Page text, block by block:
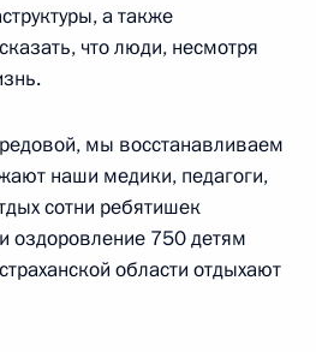
лиц
права
а также
что люди, несмотря
мы восстанавливаем
наши медики, педагоги,
сотни ребятишек
оздоровление 750 детям
области отдыхают